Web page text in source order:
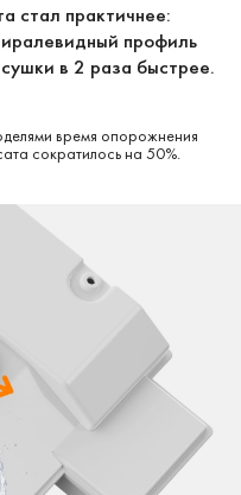
стал практичнее:
профиль
в 2 раза быстрее.
время опорожнения
сократилось на 50%.